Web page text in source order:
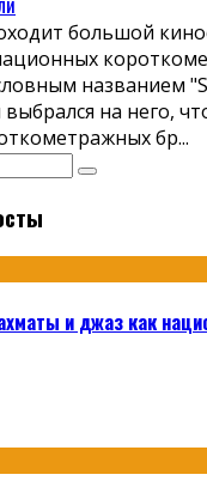
большой
названием
на него,
бр...
и джаз как